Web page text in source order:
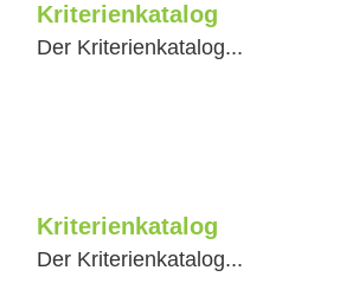
Kriterienkatalog
Der Kriterienkatalog...
Kriterienkatalog
Der Kriterienkatalog...